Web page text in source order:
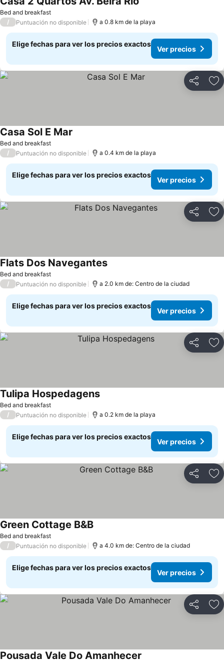
Bed and breakfast
/ Puntuación no disponible a 0.8 km de la playa
Elige fechas para ver los precios exactos
Ver precios
Compartir
Bed and breakfast
Casa Sol E Mar
/ Puntuación no disponible a 0.4 km de la playa
Elige fechas para ver los precios exactos
Ver precios
Compartir
Bed and breakfast
Flats Dos Navegantes
/ Puntuación no disponible a 2.0 km de: Centro de la ciudad
Elige fechas para ver los precios exactos
Ver precios
Compartir
Bed and breakfast
Tulipa Hospedagens
/ Puntuación no disponible a 0.2 km de la playa
Elige fechas para ver los precios exactos
Ver precios
Compartir
Bed and breakfast
Green Cottage B&B
/ Puntuación no disponible a 4.0 km de: Centro de la ciudad
Elige fechas para ver los precios exactos
Ver precios
Compartir
Pousada Vale Do Amanhecer